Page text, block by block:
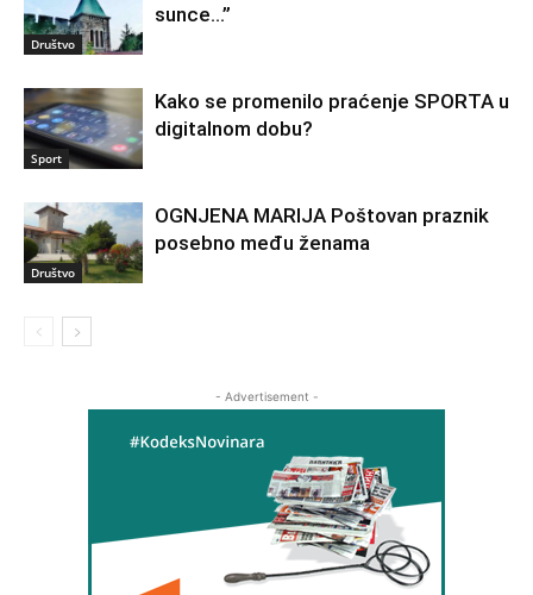
Društvo
sunce…”
Sport
Kako se promenilo praćenje SPORTA u
digitalnom dobu?
Društvo
OGNJENA MARIJA Poštovan praznik
posebno među ženama
- Advertisement -